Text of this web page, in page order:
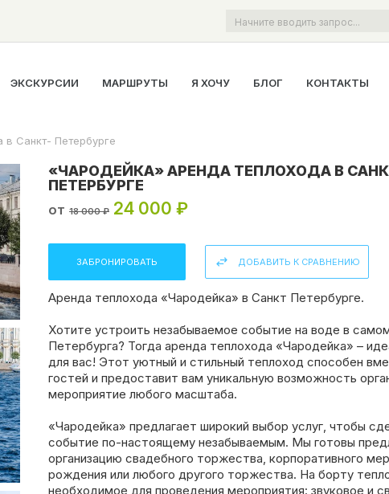
ЭКСКУРСИИ МАРШРУТЫ Я ХОЧУ БЛОГ КОНТАКТЫ
в Санкт- Петербурге
«ЧАРОДЕЙКА» АРЕНДА ТЕПЛОХОДА В
ПЕТЕРБУРГЕ
от 18 000 ₽ 24 000 ₽
ЗАБРОНИРОВАТЬ ДОБАВИТЬ К СРАВНЕНИЮ
Аренда теплохода «Чародейка» в Санкт Петербурге.
Хотите устроить незабываемое событие на воде в
Петербурга? Тогда аренда теплохода «Чародейка» –
для вас! Этот уютный и стильный теплоход способен
гостей и предоставит вам уникальную возможность
мероприятие любого масштаба.
«Чародейка» предлагает широкий выбор услуг, чтобы
событие по-настоящему незабываемым. Мы готовы
организацию свадебного торжества, корпоративного
рождения или любого другого торжества. На борту
необходимое для проведения мероприятия: звуковое и